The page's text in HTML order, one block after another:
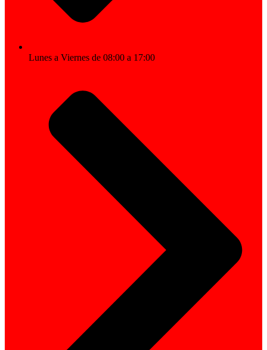
Lunes a Viernes de 08:00 a 17:00